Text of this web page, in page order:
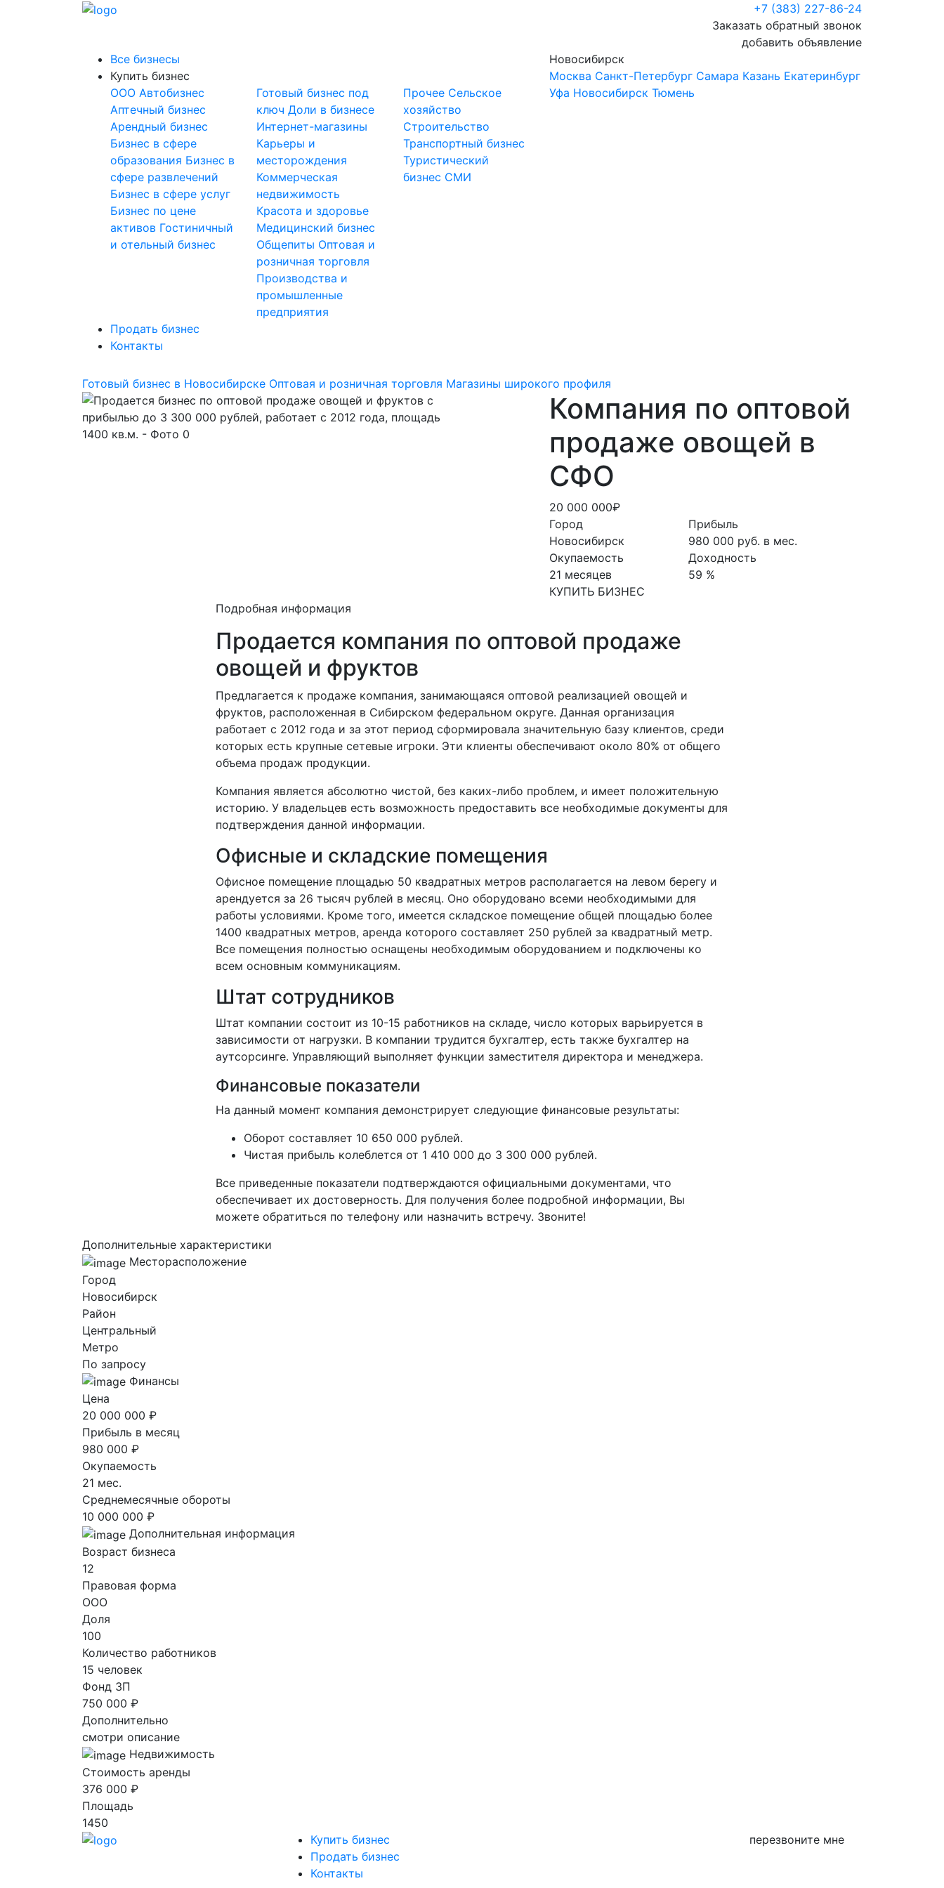
+7 (383) 227-86-24
Заказать обратный звонок
добавить объявление
Все бизнесы
Купить бизнес
OOO Автобизнес
Аптечный бизнес
Арендный бизнес
Бизнес в сфере
образования Бизнес в
сфере развлечений
Бизнес в сфере услуг
Бизнес по цене
активов Гостиничный
и отельный бизнес
Готовый бизнес под
ключДоли в бизнесе
Интернет-магазины
Карьеры и
месторождения
Коммерческая
недвижимость
Красота и здоровье
Медицинский бизнес
Общепиты Оптовая и
розничная торговля
Производства и
промышленные
предприятия
Прочее Сельское
хозяйство
Строительство
Транспортный бизнес
Туристический
бизнес СМИ
Продать бизнес
Контакты
Новосибирск
Москва Санкт-Петербург Самара Казань Екатеринбург
Уфа Новосибирск Тюмень
Готовый бизнес в Новосибирске Оптовая и розничная торговля Магазины широкого профиля
Компания по оптовой
продаже овощей в
СФО
20 000 000₽
Город
Новосибирск
Окупаемость
21 месяцев
КУПИТЬ БИЗНЕС
Прибыль
980 000 руб. в мес.
Доходность
59 %
Подробная информация
Продается компания по оптовой продаже
овощей и фруктов
Предлагается к продаже компания, занимающаяся оптовой реализацией овощей и
фруктов, расположенная в Сибирском федеральном округе. Данная организация
работает с 2012 года и за этот период сформировала значительную базу клиентов, среди
которых есть крупные сетевые игроки. Эти клиенты обеспечивают около 80% от общего
объема продаж продукции.
Компания является абсолютно чистой, без каких-либо проблем, и имеет положительную
историю. У владельцев есть возможность предоставить все необходимые документы для
подтверждения данной информации.
Офисные и складские помещения
Офисное помещение площадью 50 квадратных метров располагается на левом берегу и
арендуется за 26 тысяч рублей в месяц. Оно оборудовано всеми необходимыми для
работы условиями. Кроме того, имеется складское помещение общей площадью более
1400 квадратных метров, аренда которого составляет 250 рублей за квадратный метр.
Все помещения полностью оснащены необходимым оборудованием и подключены ко
всем основным коммуникациям.
Штат сотрудников
Штат компании состоит из 10-15 работников на складе, число которых варьируется в
зависимости от нагрузки. В компании трудится бухгалтер, есть также бухгалтер на
аутсорсинге. Управляющий выполняет функции заместителя директора и менеджера.
Финансовые показатели
На данный момент компания демонстрирует следующие финансовые результаты:
Оборот составляет 10 650 000 рублей.
Чистая прибыль колеблется от 1 410 000 до 3 300 000 рублей.
Все приведенные показатели подтверждаются официальными документами, что
обеспечивает их достоверность. Для получения более подробной информации, Вы
можете обратиться по телефону или назначить встречу. Звоните!
Дополнительные характеристики
Месторасположение
Город
Новосибирск
Район
Центральный
Метро
По запросу
Финансы
Цена
20 000 000 ₽
Прибыль в месяц
980 000 ₽
Окупаемость
21 мес.
Среднемесячные обороты
10 000 000 ₽
Дополнительная информация
Возраст бизнеса
12
Правовая форма
ООО
Доля
100
Количество работников
15 человек
Фонд ЗП
750 000 ₽
Дополнительно
смотри описание
Недвижимость
Стоимость аренды
376 000 ₽
Площадь
1450
Купить бизнес
Продать бизнес
Контакты
перезвоните мне